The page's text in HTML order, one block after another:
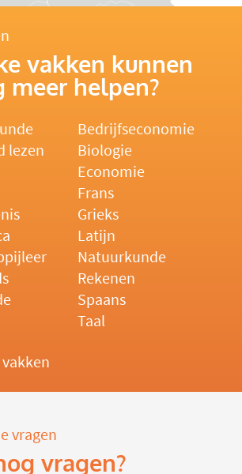
vakken kunnen
meer helpen?
Bedrijfseconomie
lezen
Biologie
Economie
Frans
Grieks
Latijn
Natuurkunde
Rekenen
Spaans
Taal
vragen
vragen?